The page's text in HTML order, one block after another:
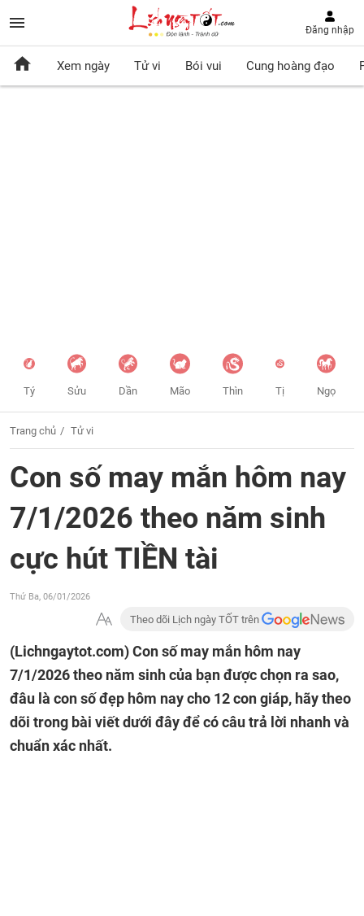
Đăng nhập
Xem ngày Tử vi Bói vui Cung hoàng đạo
Tý Sửu Dần Mão Thìn Tị Ngọ
Trang chủ Tử vi
Con số may mắn hôm nay
7/1/2026 theo năm sinh
cực hút TIỀN tài
Thứ Ba, 06/01/2026
Theo dõi Lịch ngày TỐT trên
(Lichngaytot.com)Con số may mắn hôm nay
7/1/2026 theo năm sinh của bạn được chọn ra sao,
đâu là con số đẹp hôm nay cho 12 con giáp, hãy theo
dõi trong bài viết dưới đây để có câu trả lời nhanh và
chuẩn xác nhất.